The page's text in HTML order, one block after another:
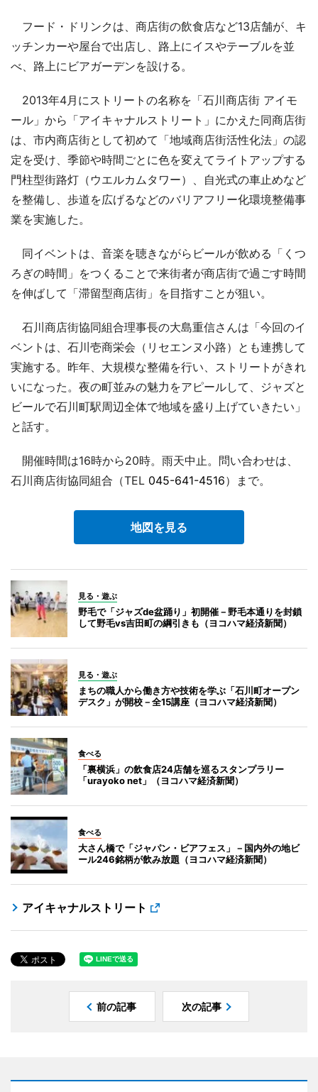
フード・ドリンクは、商店街の飲食店など13店舗が、キ
ッチンカーや屋台で出店し、路上にイスやテーブルを並
べ、路上にビアガーデンを設ける。
2013年4月にストリートの名称を「石川商店街 アイモ
ール」から「アイキャナルストリート」にかえた同商店街
は、市内商店街として初めて「地域商店街活性化法」の認
定を受け、季節や時間ごとに色を変えてライトアップする
門柱型街路灯（ウエルカムタワー）、自光式の車止めなど
を整備し、歩道を広げるなどのバリアフリー化環境整備事
業を実施した。
同イベントは、音楽を聴きながらビールが飲める「くつ
ろぎの時間」をつくることで来街者が商店街で過ごす時間
を伸ばして「滞留型商店街」を目指すことが狙い。
石川商店街協同組合理事長の大島重信さんは「今回のイ
ベントは、石川壱商栄会（リセエンヌ小路）とも連携して
実施する。昨年、大規模な整備を行い、ストリートがきれ
いになった。夜の町並みの魅力をアピールして、ジャズと
ビールで石川町駅周辺全体で地域を盛り上げていきたい」
と話す。
開催時間は16時から20時。雨天中止。問い合わせは、
石川商店街協同組合（TEL 045-641-4516）まで。
地図を見る
見る・遊ぶ
野毛で「ジャズde盆踊り」初開催－野毛本通りを封鎖
して野毛vs吉田町の綱引きも（ヨコハマ経済新聞）
見る・遊ぶ
まちの職人から働き方や技術を学ぶ「石川町オープン
デスク」が開校－全15講座（ヨコハマ経済新聞）
食べる
「裏横浜」の飲食店24店舗を巡るスタンプラリー
「urayoko net」（ヨコハマ経済新聞）
食べる
大さん橋で「ジャパン・ビアフェス」－国内外の地ビ
ール246銘柄が飲み放題（ヨコハマ経済新聞）
アイキャナルストリート
前の記事 次の記事